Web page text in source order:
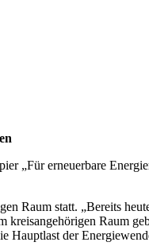
„Für erneuerbare
Raum statt. „Bereits
Raum
Hauptlast der